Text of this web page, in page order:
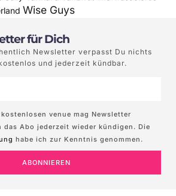
Wise Guys
für Dich
Newsletter verpasst Du nichts
und jederzeit kündbar.
venue mag Newsletter
das Abo jederzeit wieder kündigen. Die
habe ich zur Kenntnis genommen.
ABONNIEREN